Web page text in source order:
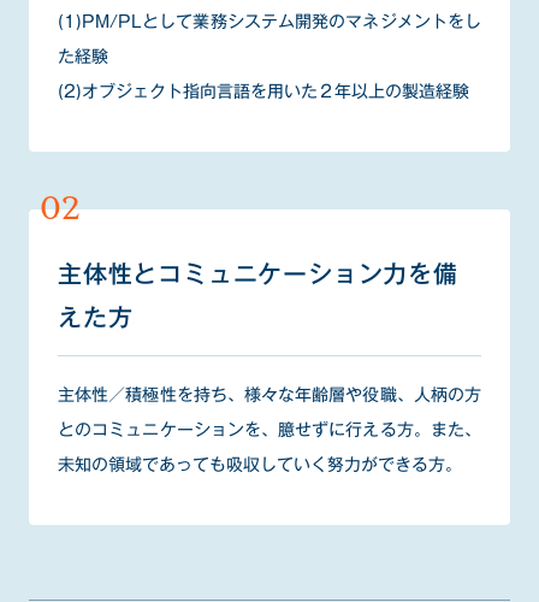
仕事環境
オフィス紹介
コンサルタント
テックPM
セールス その他
(1)PM/PLとして業務システム開発のマネジメントをし
た経験
(2)オブジェクト指向言語を用いた２年以上の製造経験
主体性とコミュニケーション力を備
えた方
主体性／積極性を持ち、様々な年齢層や役職、人柄の方
とのコミュニケーションを、臆せずに行える方。また、
未知の領域であっても吸収していく努力ができる方。